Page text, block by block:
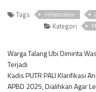
Tags Infrastruktur
Kategori
Warga Talang Ubi Diminta
Terjadi
Kadis PUTR PALI Klarifikasi
APBD 2025, Dialihkan Agar